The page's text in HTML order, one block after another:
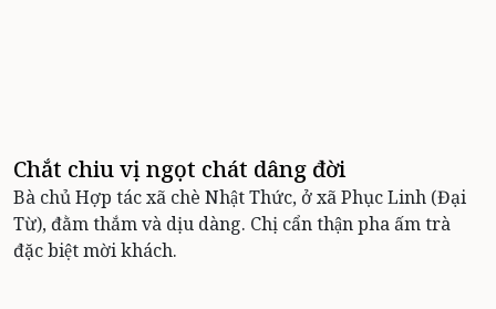
Chắt chiu vị ngọt chát dâng đời
Bà chủ Hợp tác xã chè Nhật Thức, ở xã Phục Linh (Đại
Từ), đằm thắm và dịu dàng. Chị cẩn thận pha ấm trà
đặc biệt mời khách.